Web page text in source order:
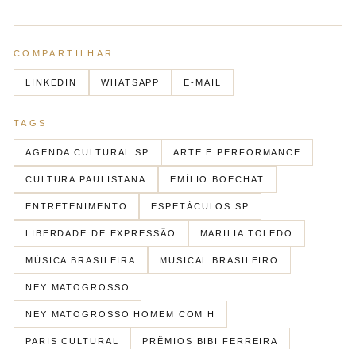
COMPARTILHAR
LINKEDIN WHATSAPP E-MAIL
TAGS
AGENDA CULTURAL SP ARTE E PERFORMANCE
CULTURA PAULISTANA EMÍLIO BOECHAT
ENTRETENIMENTO ESPETÁCULOS SP
LIBERDADE DE EXPRESSÃO MARILIA TOLEDO
MÚSICA BRASILEIRA MUSICAL BRASILEIRO
NEY MATOGROSSO
NEY MATOGROSSO HOMEM COM H
PARIS CULTURAL PRÊMIOS BIBI FERREIRA